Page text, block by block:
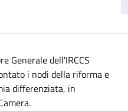
Generale dell'IRCCS
i nodi della riforma e
differenziata, in